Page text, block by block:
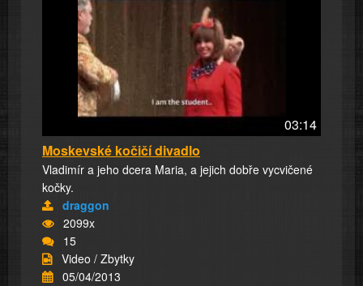
03:14
Moskevské kočičí divadlo
Vladimír a jeho dcera Maria, a jejich dobře vycvičené
kočky.
draggon
2099x
15
Video / Zbytky
05/04/2013